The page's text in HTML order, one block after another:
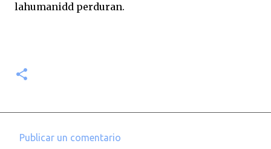
lahumanidd perduran.
Publicar un comentario